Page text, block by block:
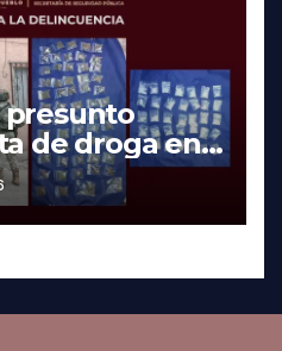
de droga en
detenidos